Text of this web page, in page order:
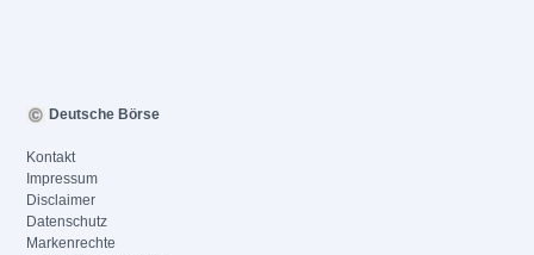
Deutsche Börse
Kontakt
Impressum
Disclaimer
Datenschutz
Markenrechte